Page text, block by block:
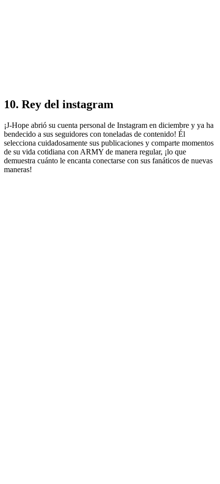
10. Rey del instagram
¡J-Hope abrió su cuenta personal de Instagram en diciembre y ya ha
bendecido a sus seguidores con toneladas de contenido! Él
selecciona cuidadosamente sus publicaciones y comparte momentos
de su vida cotidiana con ARMY de manera regular, ¡lo que
demuestra cuánto le encanta conectarse con sus fanáticos de nuevas
maneras!